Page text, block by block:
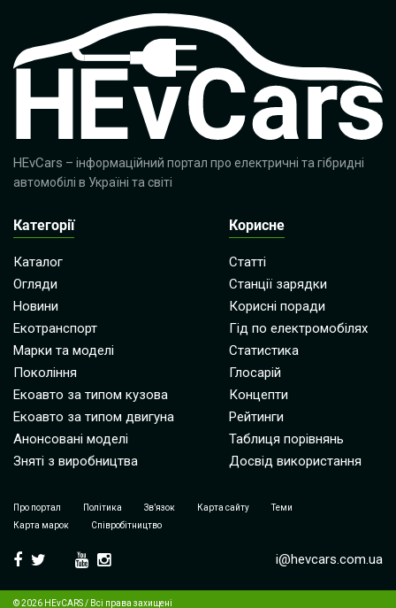
HEvCars – інформаційний портал про електричні та гібридні
автомобілі в Україні та світі
Категорії
Каталог
Огляди
Новини
Екотранспорт
Марки та моделі
Покоління
Екоавто за типом кузова
Екоавто за типом двигуна
Анонсовані моделі
Зняті з виробництва
Корисне
Статті
Станції зарядки
Корисні поради
Гід по електромобілях
Статистика
Глосарій
Концепти
Рейтинги
Таблиця порівнянь
Досвід використання
Про портал Політика Зв’язок Карта сайту
Теми
Карта марок
Співробітництво
i@hevcars.com.ua
© 2026 HEvCARS / Всі права захищені